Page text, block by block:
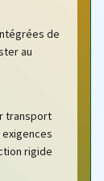
de
au
transport
rigide